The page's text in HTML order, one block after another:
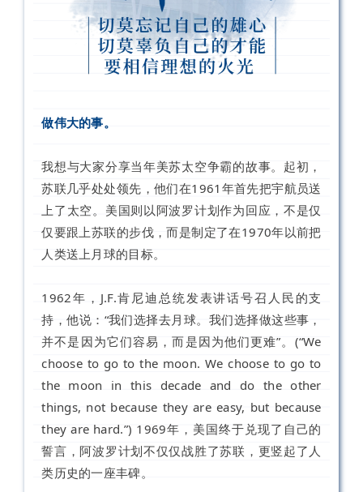
做伟大的事。
我想与大家分享当年美苏太空争霸的故事。起初，
苏联几乎处处领先，他们在1961年首先把宇航员送
上了太空。美国则以阿波罗计划作为回应，不是仅
仅要跟上苏联的步伐，而是制定了在1970年以前把
人类送上月球的目标。
1962年，J.F.肯尼迪总统发表讲话号召人民的支
持，他说：“我们选择去月球。我们选择做这些事，
并不是因为它们容易，而是因为他们更难”。(“We
choose to go to the moon. We choose to go to
the moon in this decade and do the other
things, not because they are easy, but because
they are hard.”) 1969年，美国终于兑现了自己的
誓言，阿波罗计划不仅仅战胜了苏联，更竖起了人
类历史的一座丰碑。